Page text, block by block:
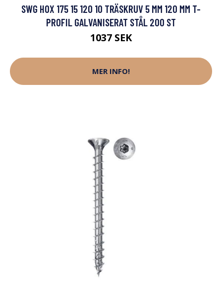
SWG HOX 175 15 120 10 TRÄSKRUV 5 MM 120 MM T-
PROFIL GALVANISERAT STÅL 200 ST
1037 SEK
MER INFO!